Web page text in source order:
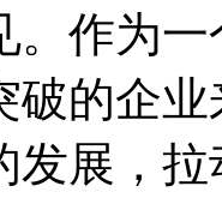
。作为
破的企
发展，